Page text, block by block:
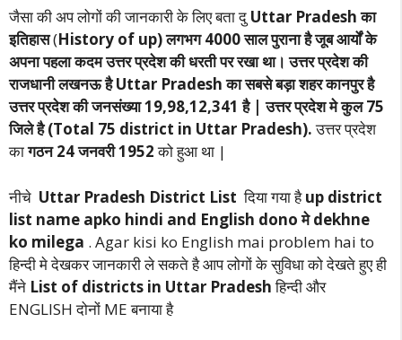
जैसा की अप लोगों की जानकारी के लिए बता दु Uttar Pradesh का
इतिहास(History of up) लगभग 4000 साल पुराना है जूब आर्यों के
अपना पहला कदम उत्तर प्रदेश की धरती पर रखा था। उत्तर प्रदेश की
राजधानी लखनऊ हैUttar Pradeshका सबसे बड़ा शहर कानपुर है
उत्तर प्रदेश की जनसंख्या 19,98,12,341 है | उत्तर प्रदेश मे कुल 75
जिले है (Total 75 district in Uttar Pradesh).उत्तर प्रदेश
कागठन 24 जनवरी 1952को हुआ था |
नीचे Uttar Pradesh District Listदिया गया हैup district
list name apko hindi and English dono मे dekhne
ko milega . Agar kisi ko English mai problem hai to
हिन्दी मे देखकर जानकारी ले सकते है आप लोगों के सुविधा को देखते हुए ही
मैंने List of districts in Uttar Pradeshहिन्दी और
ENGLISH दोनों ME बनाया है